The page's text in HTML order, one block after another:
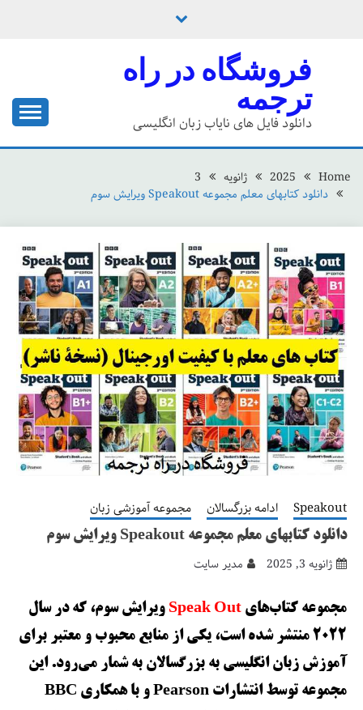
فروشگاه در راه
ترجمه
دانلود فایل های نایاب زبان انگلیسی
Home
2025 ژانویه
3
دانلود کتابهای معلم مجموعه Speakout ویرایش سوم
Speakout ادامه بزرگسالان مجموعه آموزشی زبان
دانلود کتابهای معلم مجموعه Speakout ویرایش سوم
ژانویه 3, 2025 مدیر سایت
مجموعه کتاب‌های
ویرایش سوم، که در سال
2022 منتشر شده است، یکی از منابع محبوب و معتبر برای
آموزش زبان انگلیسی به بزرگسالان به شمار می‌رود. این
مجموعه توسط انتشارات Pearson و با همکاری BBC